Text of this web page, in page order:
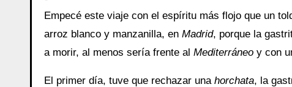
Empecé este viaje con el espíritu más flojo que un
arroz blanco y manzanilla, en Madrid, porque la
a morir, al menos sería frente al Mediterráneo y con
El primer día, tuve que rechazar una horchata, la